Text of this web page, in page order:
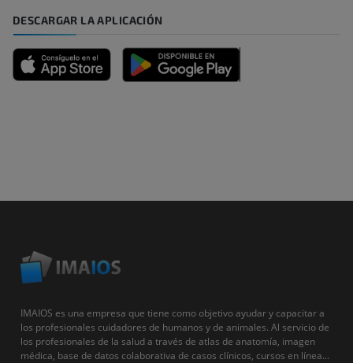
DESCARGAR LA APLICACIÓN
IMAIOS es una empresa que tiene como objetivo ayudar y capacitar a
los profesionales cuidadores de humanos y de animales. Al servicio de
los profesionales de la salud a través de atlas de anatomía, imagen
médica, base de datos colaborativa de casos clínicos, cursos en línea...